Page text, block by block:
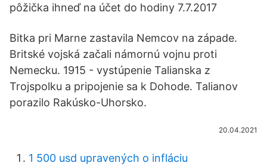
pôžička ihneď na účet do hodiny 7.7.2017
Bitka pri Marne zastavila Nemcov na západe.
Britské vojská začali námornú vojnu proti
Nemecku. 1915 - vystúpenie Talianska z
Trojspolku a pripojenie sa k Dohode. Talianov
porazilo Rakúsko-Uhorsko.
20.04.2021
1 500 usd upravených o infláciu